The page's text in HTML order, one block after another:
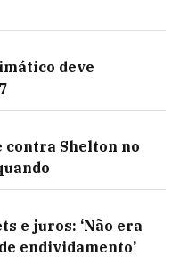
deve
contra Shelton no
e juros: ‘Não era
endividamento’